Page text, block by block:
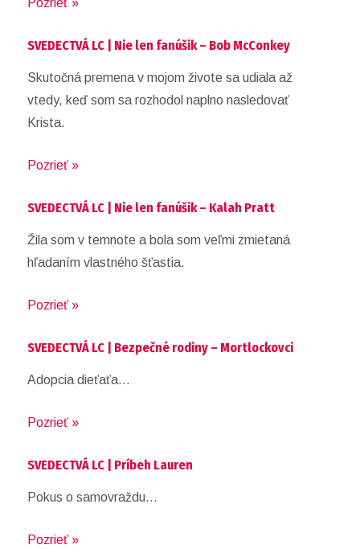
Pozrieť »
SVEDECTVÁ LC | Nie len fanúšik – Bob McConkey
Skutočná premena v mojom živote sa udiala až
vtedy, keď som sa rozhodol naplno nasledovať
Krista.
Pozrieť »
SVEDECTVÁ LC | Nie len fanúšik – Kalah Pratt
Žila som v temnote a bola som veľmi zmietaná
hľadaním vlastného šťastia.
Pozrieť »
SVEDECTVÁ LC | Bezpečné rodiny – Mortlockovci
Adopcia dieťaťa…
Pozrieť »
SVEDECTVÁ LC | Príbeh Lauren
Pokus o samovraždu…
Pozrieť »